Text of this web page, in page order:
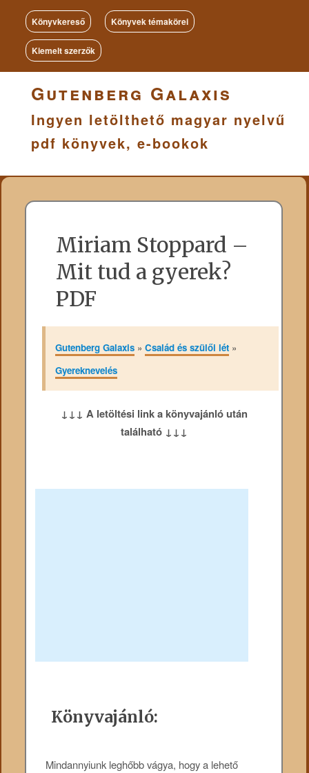
Könyvkereső Könyvek témakörei
Kiemelt szerzők
Gutenberg Galaxis
Ingyen letölthető magyar nyelvű
pdf könyvek, e-bookok
Miriam Stoppard –
Mit tud a gyerek?
PDF
Gutenberg Galaxis» Család és szülői lét»
Gyereknevelés
↓↓↓ A letöltési link a könyvajánló után
található ↓↓↓
Könyvajánló:
Mindannyiunk leghőbb vágya, hogy a lehető